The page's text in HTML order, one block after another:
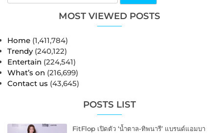
MOST VIEWED POSTS
Home (1,411,784)
Trendy (240,122)
Entertain (224,541)
What’s on (216,699)
Contact us (43,645)
POSTS LIST
FitFlop เปิดตัว ‘น้ำตาล-ทิพนารี’ แบรนด์แอมบา